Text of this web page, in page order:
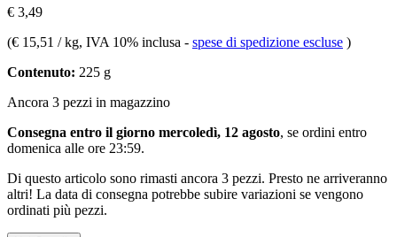
€ 3,49
(€ 15,51 / kg, IVA 10% inclusa - spese di spedizione escluse )
Contenuto: 225 g
Ancora 3 pezzi in magazzino
Consegna entro il giorno mercoledì, 12 agosto, se ordini entro
domenica alle ore 23:59.
Di questo articolo sono rimasti ancora 3 pezzi. Presto ne arriveranno
altri! La data di consegna potrebbe subire variazioni se vengono
ordinati più pezzi.